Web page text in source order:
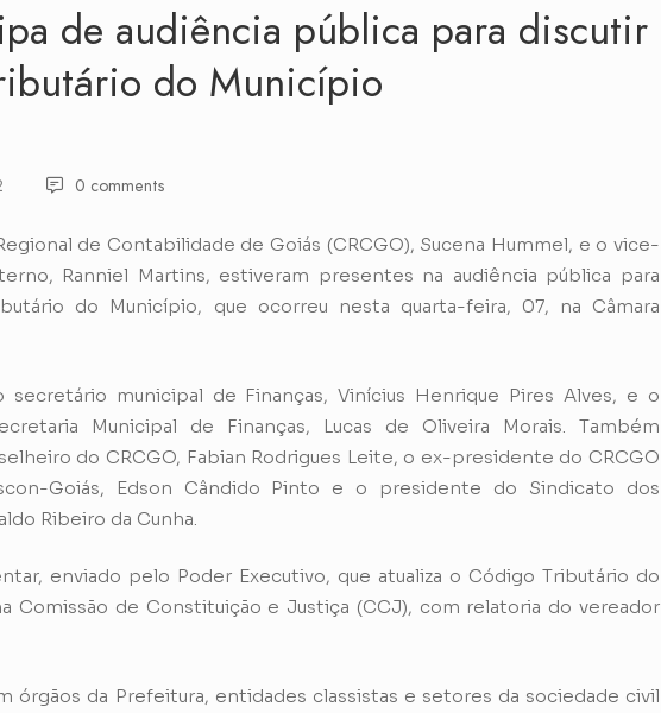
de audiência pública para discutir
do Município
0 comments
de Contabilidade de Goiás (CRCGO), Sucena Hummel, e o vice-
Ranniel Martins, estiveram presentes na audiência pública para
do Município, que ocorreu nesta quarta-feira, 07, na Câmara
secretário municipal de Finanças, Vinícius Henrique Pires Alves, e o
Municipal de Finanças, Lucas de Oliveira Morais. Também
do CRCGO, Fabian Rodrigues Leite, o ex-presidente do CRCGO
Goiás, Edson Cândido Pinto e o presidente do Sindicato dos
Ribeiro da Cunha.
enviado pelo Poder Executivo, que atualiza o Código Tributário do
Comissão de Constituição e Justiça (CCJ), com relatoria do vereador
órgãos da Prefeitura, entidades classistas e setores da sociedade civil